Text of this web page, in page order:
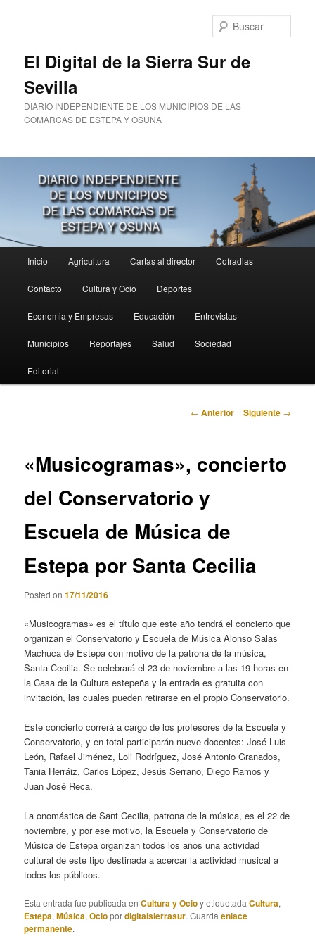
El Digital de la Sierra Sur de
Sevilla
DIARIO INDEPENDIENTE DE LOS MUNICIPIOS DE LAS
COMARCAS DE ESTEPA Y OSUNA
principal
Inicio Agricultura Cartas al director Cofradias
Contacto Cultura y Ocio Deportes
Economia y Empresas Educación Entrevistas
Municipios Reportajes Salud Sociedad
Editorial
Navegación
← Anterior Siguiente →
«Musicogramas», concierto
del Conservatorio y
Escuela de Música de
Estepa por Santa Cecilia
Posted on17/11/2016
«Musicogramas» es el título que este año tendrá el concierto que
organizan el Conservatorio y Escuela de Música Alonso Salas
Machuca de Estepa con motivo de la patrona de la música,
Santa Cecilia. Se celebrará el 23 de noviembre a las 19 horas en
la Casa de la Cultura estepeña y la entrada es gratuita con
invitación, las cuales pueden retirarse en el propio Conservatorio.
Este concierto correrá a cargo de los profesores de la Escuela y
Conservatorio, y en total participarán nueve docentes: José Luis
León, Rafael Jiménez, Loli Rodríguez, José Antonio Granados,
Tania Herráiz, Carlos López, Jesús Serrano, Diego Ramos y
Juan José Reca.
La onomástica de Sant Cecilia, patrona de la música, es el 22 de
noviembre, y por ese motivo, la Escuela y Conservatorio de
Música de Estepa organizan todos los años una actividad
cultural de este tipo destinada a acercar la actividad musical a
todos los públicos.
Esta entrada fue publicada enCultura y Ocioy etiquetadaCultura,
Estepa,Música,Ociopordigitalsierrasur. Guardaenlace
permanente.